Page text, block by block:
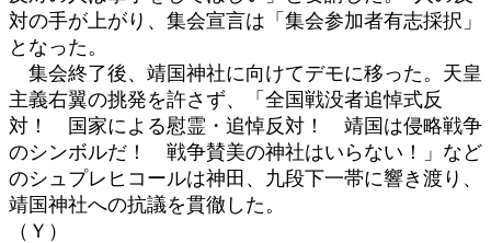
対の手が上がり、集会宣言は「集会参加者有志採択」
となった。
集会終了後、靖国神社に向けてデモに移った。天皇
主義右翼の挑発を許さず、「全国戦没者追悼式反
対！ 国家による慰霊・追悼反対！ 靖国は侵略戦争
のシンボルだ！ 戦争賛美の神社はいらない！」など
のシュプレヒコールは神田、九段下一帯に響き渡り、
靖国神社への抗議を貫徹した。
（Ｙ）